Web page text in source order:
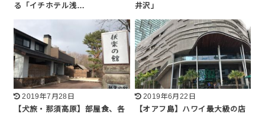
る「イチホテル浅…
井沢」
2019年7月28日
【犬旅・那須高原】部屋食、各
2019年6月22日
【オアフ島】ハワイ最大級の店